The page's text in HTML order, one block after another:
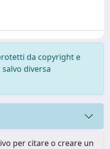
da copyright e
diversa
per citare o creare un